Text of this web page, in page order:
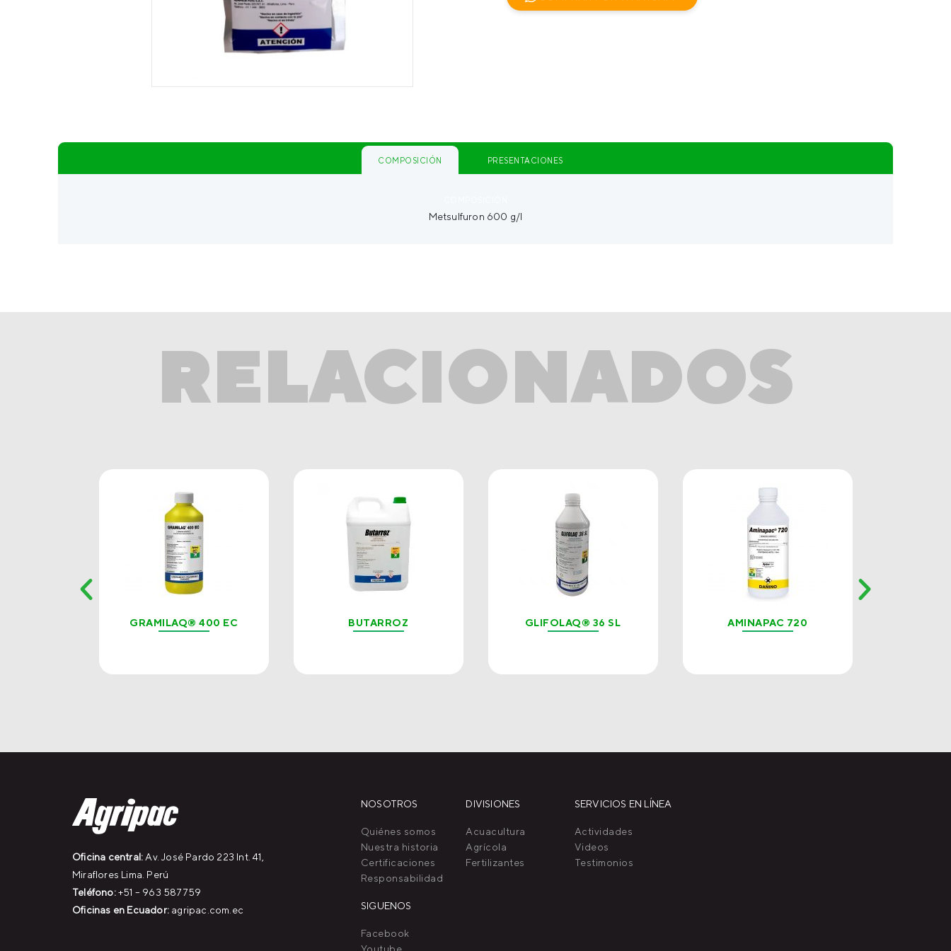
COMPOSICIÓN PRESENTACIONES
Metsulfuron 600 g/l
RELACIONADOS
GRAMILAQ® 400 EC BUTARROZ GLIFOLAQ® 36 SL AMINAPAC 720
Oficina central: Av. José Pardo 223 Int. 41,
Miraflores Lima. Perú
Teléfono:+51 – 963 587759
Oficinas en Ecuador: agripac.com.ec
NOSOTROS
Quiénes somos
Nuestra historia
Certificaciones
Responsabilidad
SIGUENOS
Facebook
DIVISIONES
Acuacultura
Agrícola
Fertilizantes
SERVICIOS EN LÍNEA
Actividades
Videos
Testimonios